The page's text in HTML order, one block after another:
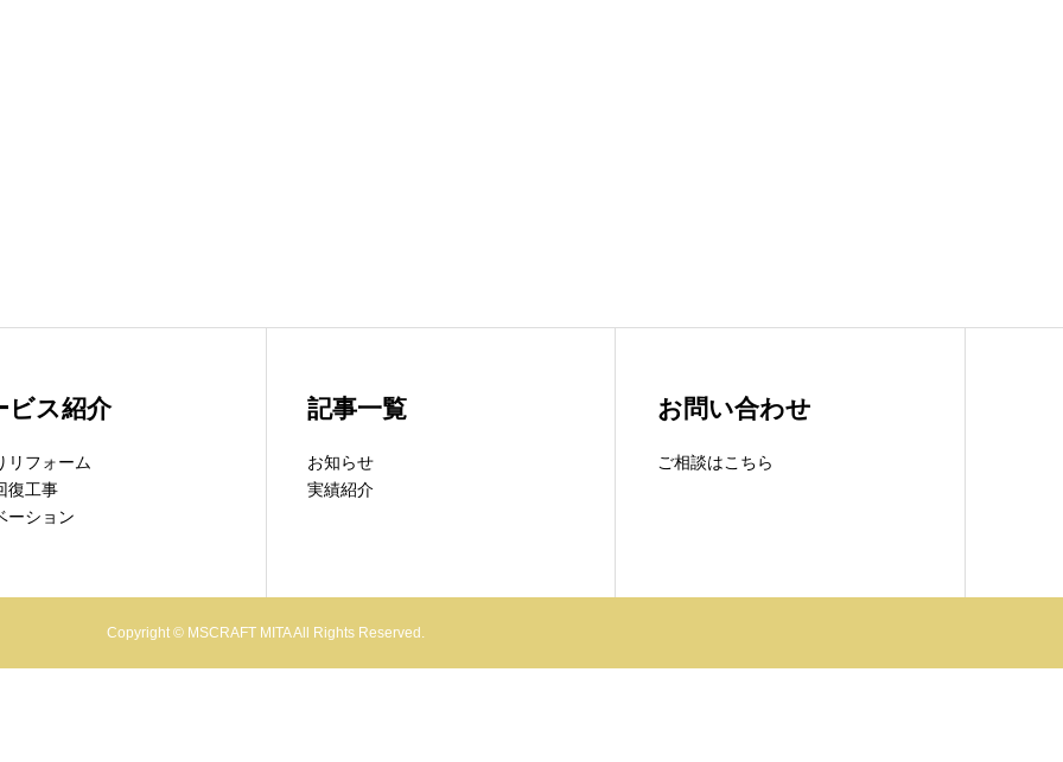
ビス紹介
リフォーム
復工事
ーション
記事一覧
お知らせ
実績紹介
お問い合わせ
ご相談はこちら
Copyright © MSCRAFT MITA All Rights Reserved.